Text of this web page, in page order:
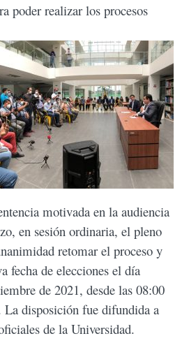
poder realizar los procesos
motivada en la audiencia
en sesión ordinaria, el pleno
retomar el proceso y
fecha de elecciones el día
de 2021, desde las 08:00
La disposición fue difundida a
de la Universidad.